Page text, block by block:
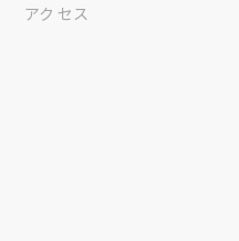
アク セス